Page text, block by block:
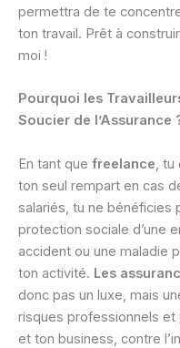
permettra de te
ton travail. Prêt à
moi !
Pourquoi les
Soucier de l’Assurance
En tant que freelance, tu
ton seul rempart en cas
salariés, tu ne bénéficies
protection sociale d’une
accident ou une maladie
ton activité. Les
donc pas un luxe, mais
risques professionnels
et ton business, contre